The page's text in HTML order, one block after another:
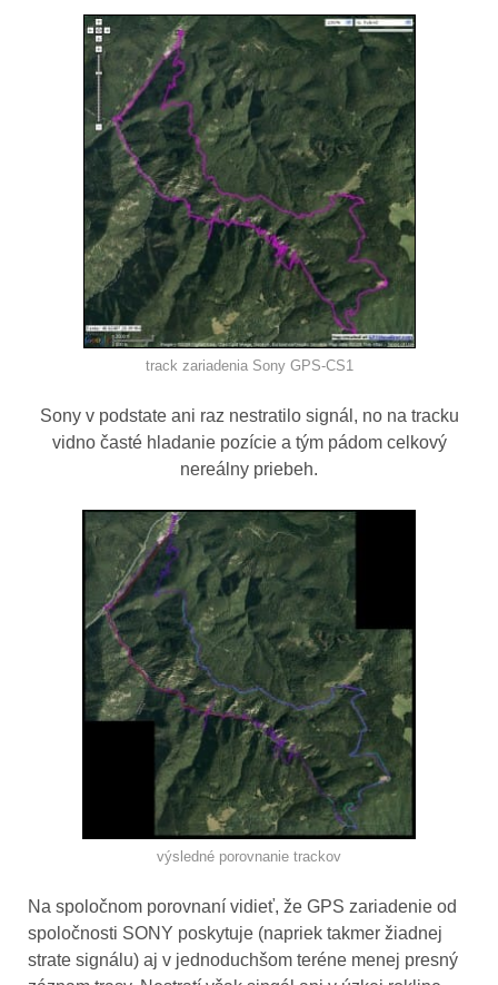
track zariadenia Sony GPS-CS1
Sony v podstate ani raz nestratilo signál, no na tracku
vidno časté hladanie pozície a tým pádom celkový
nereálny priebeh.
výsledné porovnanie trackov
Na spoločnom porovnaní vidieť, že GPS zariadenie od
spoločnosti SONY poskytuje (napriek takmer žiadnej
strate signálu) aj v jednoduchšom teréne menej presný